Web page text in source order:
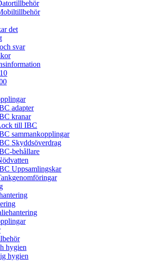
det
svar
adapter
kranar
till IBC
sammankopplingar
Skyddsöverdrag
behållare
Uppsamlingskar
hygien
hygien